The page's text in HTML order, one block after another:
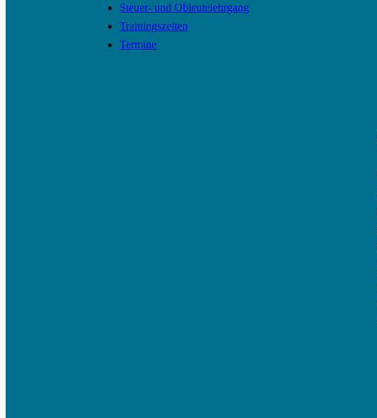
Steuer- und Obleutelehrgang
Trainingszeiten
Termine